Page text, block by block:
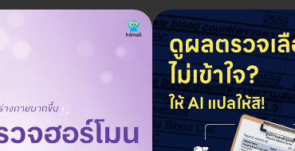
(Complete
ราคาจองกับ HDmall
6,664 บาท
9,050 บาท ประหยัด 26%